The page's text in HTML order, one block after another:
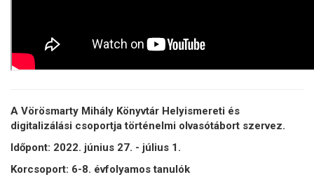
A Vörösmarty Mihály Könyvtár Helyismereti és
digitalizálási csoportja történelmi olvasótábort szervez.
Időpont: 2022. június 27. - július 1.
Korcsoport: 6-8. évfolyamos tanulók